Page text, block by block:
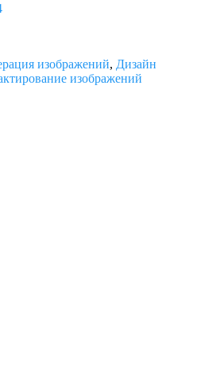
изображений, Дизайн
изображений